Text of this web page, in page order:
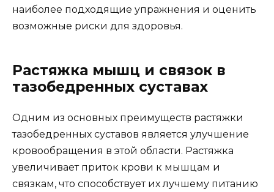
наиболее подходящие упражнения и оценить
возможные риски для здоровья.
Растяжка мышц и связок в
тазобедренных суставах
Одним из основных преимуществ растяжки
тазобедренных суставов является улучшение
кровообращения в этой области. Растяжка
увеличивает приток крови к мышцам и
связкам, что способствует их лучшему питанию